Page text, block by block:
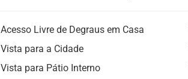
Acesso Livre de Degraus em Casa
Vista para a Cidade
Vista para Pátio Interno